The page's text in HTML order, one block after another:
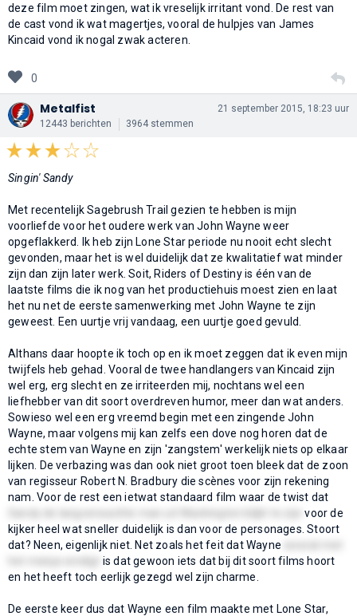
deze film moet zingen, wat ik vreselijk irritant vond. De rest van
de cast vond ik wat magertjes, vooral de hulpjes van James
Kincaid vond ik nogal zwak acteren.
0
Metalfist
12443 berichten 3964 stemmen
21 september 2015, 18:23 uur
Singin' Sandy
Met recentelijk Sagebrush Trail gezien te hebben is mijn
voorliefde voor het oudere werk van John Wayne weer
opgeflakkerd. Ik heb zijn Lone Star periode nu nooit echt slecht
gevonden, maar het is wel duidelijk dat ze kwalitatief wat minder
zijn dan zijn later werk. Soit, Riders of Destiny is één van de
laatste films die ik nog van het productiehuis moest zien en laat
het nu net de eerste samenwerking met John Wayne te zijn
geweest. Een uurtje vrij vandaag, een uurtje goed gevuld.
Althans daar hoopte ik toch op en ik moet zeggen dat ik even mijn
twijfels heb gehad. Vooral de twee handlangers van Kincaid zijn
wel erg, erg slecht en ze irriteerden mij, nochtans wel een
liefhebber van dit soort overdreven humor, meer dan wat anders.
Sowieso wel een erg vreemd begin met een zingende John
Wayne, maar volgens mij kan zelfs een dove nog horen dat de
echte stem van Wayne en zijn 'zangstem' werkelijk niets op elkaar
lijken. De verbazing was dan ook niet groot toen bleek dat de zoon
van regisseur Robert N. Bradbury die scènes voor zijn rekening
nam. Voor de rest een ietwat standaard film waar de twist dat
voor de
kijker heel wat sneller duidelijk is dan voor de personages. Stoort
dat? Neen, eigenlijk niet. Net zoals het feit dat Wayne
is dat gewoon iets dat bij dit soort films hoort
en het heeft toch eerlijk gezegd wel zijn charme.
De eerste keer dus dat Wayne een film maakte met Lone Star,